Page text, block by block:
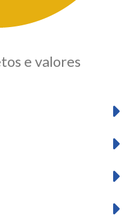
e valores